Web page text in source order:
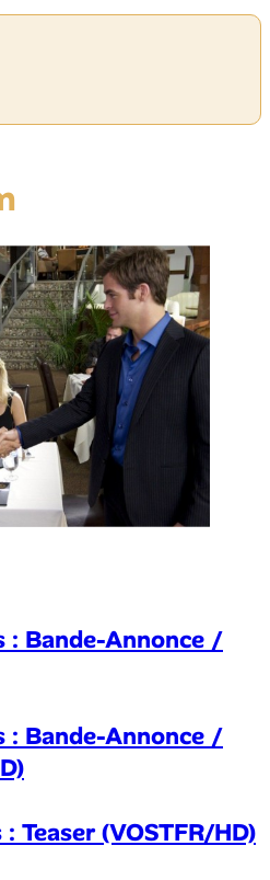
: Bande-Annonce /
: Bande-Annonce /
Teaser (VOSTFR/HD)